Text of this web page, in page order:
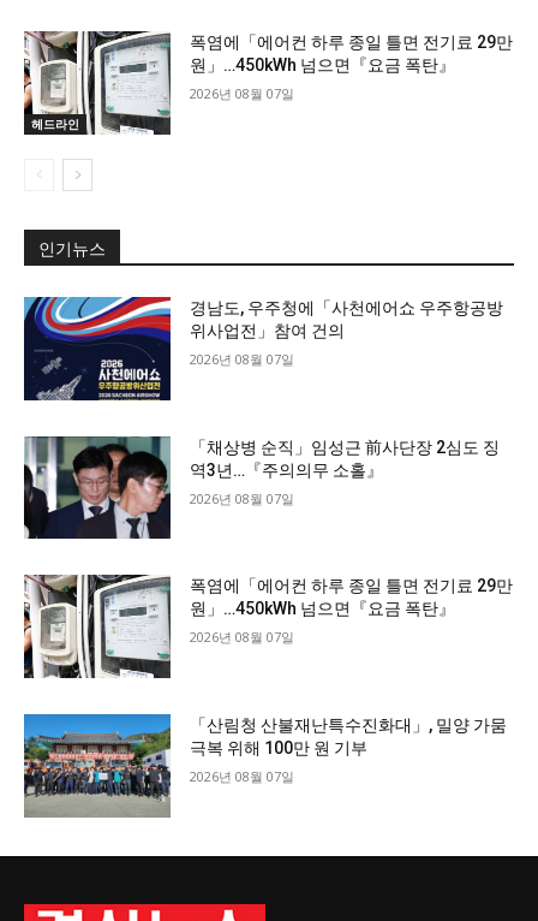
헤드라인
폭염에「에어컨 하루 종일 틀면 전기료 29만
원」…450kWh 넘으면『요금 폭탄』
2026년 08월 07일
인기뉴스
경남도, 우주청에「사천에어쇼 우주항공방
위사업전」참여 건의
2026년 08월 07일
「채상병 순직」임성근 前사단장 2심도 징
역3년…『주의의무 소홀』
2026년 08월 07일
폭염에「에어컨 하루 종일 틀면 전기료 29만
원」…450kWh 넘으면『요금 폭탄』
2026년 08월 07일
「산림청 산불재난특수진화대」, 밀양 가뭄
극복 위해 100만 원 기부
2026년 08월 07일